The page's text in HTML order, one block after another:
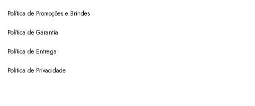
Política de Promoções e Brindes
Política de Garantia
Política de Entrega
Politica de Privacidade